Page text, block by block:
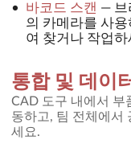
바코드 스캔 —
의 카메라를 사
여 찾거나 작업하
통합 및 데이
CAD 도구 내에서 부
동하고, 팀 전체에서
세요.